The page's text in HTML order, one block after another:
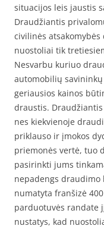
situacijos leis jaustis
Draudžiantis
civilinės
nuostoliai tik
Nesvarbu kuriuo
automobilių
geriausios kainos
draustis. Draudžiantis
nes kiekvienoje
priklauso ir įmokos
priemonės vertė, tuo
pasirinkti jums
nepadengs draudimo
numatyta franšizė
parduotuvės randate
nustatys, kad